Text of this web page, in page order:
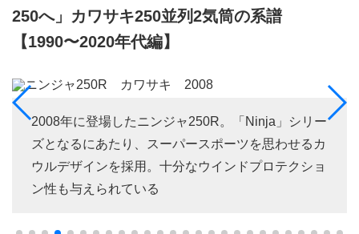
250へ」カワサキ250並列2気筒の系譜
【1990〜2020年代編】
2008年に登場したニンジャ250R。「Ninja」シリー
ズとなるにあたり、スーパースポーツを思わせるカ
ウルデザインを採用。十分なウインドプロテクショ
ン性も与えられている